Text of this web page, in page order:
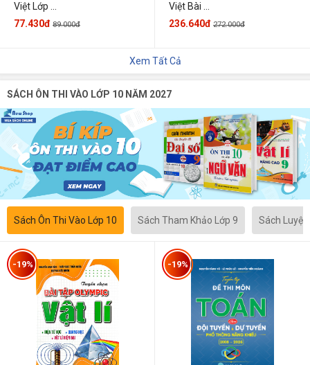
Việt Lớp ...
77.430đ 89.000đ
Việt Bài ...
236.640đ 272.000đ
Xem Tất Cả
SÁCH ÔN THI VÀO LỚP 10 NĂM 2027
Sách Ôn Thi Vào Lớp 10 Sách Tham Khảo Lớp 9 Sách
-19% -19%